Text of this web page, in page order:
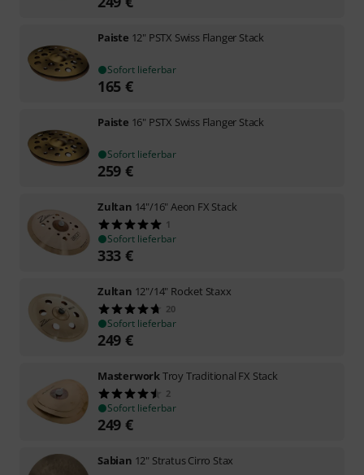
Paiste 12" PSTX Swiss Flanger Stack
Sofort lieferbar
165 €
Paiste 16" PSTX Swiss Flanger Stack
Sofort lieferbar
259 €
Zultan 14"/16" Aeon FX Stack
1
Sofort lieferbar
333 €
Zultan 12"/14" Rocket Staxx
20
Sofort lieferbar
249 €
MasterworkTroy Traditional FX Stack
2
Sofort lieferbar
249 €
Sabian 12" Stratus Cirro Stax